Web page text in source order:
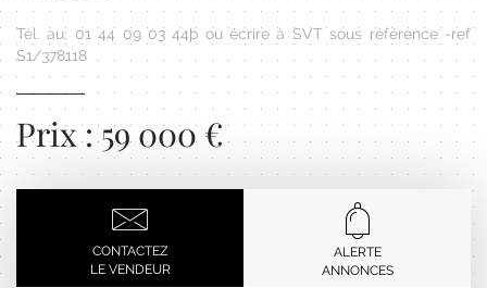
Tél. au: 01 44 09 03 44þ ou écrire à SVT sous référence -ref
S1/378118
Prix : 59 000 €
CONTACTEZ
LE VENDEUR
ALERTE
ANNONCES